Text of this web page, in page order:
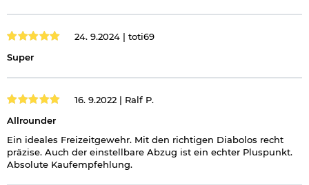
24. 9.2024 | toti69
Super
16. 9.2022 | Ralf P.
Allrounder
Ein ideales Freizeitgewehr. Mit den richtigen Diabolos recht
präzise. Auch der einstellbare Abzug ist ein echter Pluspunkt.
Absolute Kaufempfehlung.